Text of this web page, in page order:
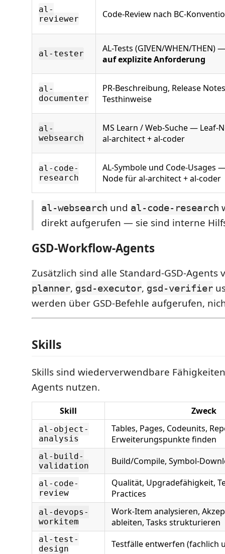
al-
reviewer
Code-Review nach BC-
al-tester
AL-Tests (GIVEN/WHEN/THEN)
auf explizite Anforderung
al-
documenter
PR-Beschreibung, Release
Testhinweise
al-
websearch
MS Learn / Web-Suche — Leaf-
al-architect + al-coder
al-code-
research
AL-Symbole und Code-Usages
Node für al-architect + al-coder
al-websearch und al-code-research
direkt aufgerufen — sie sind interne
GSD-Workflow-Agents
Zusätzlich sind alle Standard-GSD-Agents
planner, gsd-executor, gsd-verifier
werden über GSD-Befehle aufgerufen,
Skills
Skills sind wiederverwendbare
Agents nutzen.
Skill Zweck
al-object-
analysis
Tables, Pages, Codeunits,
Erweiterungspunkte finden
al-build-
validation
Build/Compile, Symbol-
al-code-
review
Qualität, Upgradefähigkeit,
Practices
al-devops-
workitem
Work-Item analysieren,
ableiten, Tasks strukturieren
al-test-
design
Testfälle entwerfen (fachlich